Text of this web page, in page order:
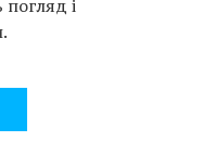
і